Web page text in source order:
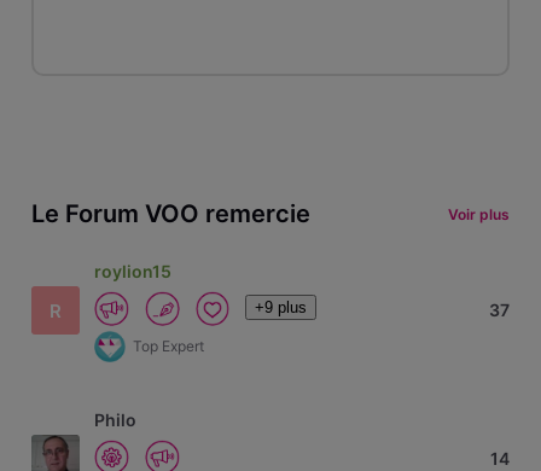
Le Forum VOO remercie Voir plus
R
roylion15
+9 plus
Top Expert
37
Philo
14